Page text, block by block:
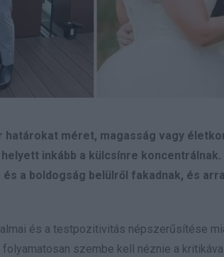
méret, magasság vagy
inkább a külcsínre
a boldogság belülről fakadnak, és
és a testpozitivitás népszerűsítése
folyamatosan szembe kell néznie a